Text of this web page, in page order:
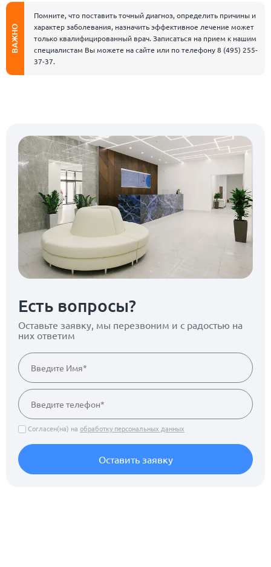
ВАЖНО
Помните, что поставить точный диагноз, определить причины и
характер заболевания, назначить эффективное лечение может
только квалифицированный врач. Записаться на прием к нашим
специалистам Вы можете на сайте или по телефону8 (495) 255-
37-37.
Есть вопросы?
Оставьте заявку, мы перезвоним и с радостью на
них ответим
Согласен(на) на обработку персональных данных
Оставить заявку